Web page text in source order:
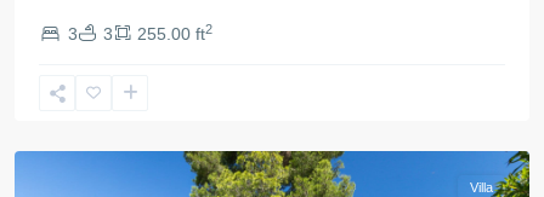
3 3 255.00 ft2
Costa
Noord,
Villa